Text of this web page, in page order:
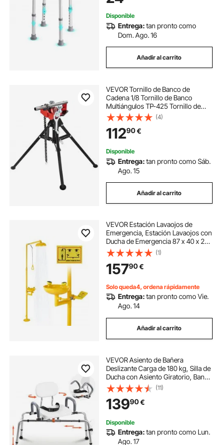
Embarazadas, Baño
Disponible
Entrega:tan pronto como
Dom. Ago. 16
Añadir al carrito
VEVOR Tornillo de Banco de
Cadena 1/8 Tornillo de Banco
Multiángulos TP-425 Tornillo de
Banco de Cadena de Escritorio 30 x
120 cm Tornillo De Banco Con
Abrazadera de Mesa Portátil Acero
(4)
11290€
Disponible
Entrega:tan pronto como Sáb.
Ago. 15
Añadir al carrito
VEVOR Estación Lavaojos de
Emergencia, Estación Lavaojos con
Ducha de Emergencia 87 x 40 x 233
cm Diámetro del Lavabo para
Lavado de Ojos de 27 cm para
Escuelas, Laboratorios y Fábricas,
Amarillo
(1)
15790€
Solo queda4, ordena rápidamente
Entrega:tan pronto como Vie.
Ago. 14
Añadir al carrito
VEVOR Asiento de Bañera
Deslizante Carga de 180 kg, Silla de
Ducha con Asiento Giratorio, Banco
de Transferencia de Bañera con
Brazos y Respaldo, Altura y Ancho
Ajustables, para Personas Mayores
(11)
13990€
Disponible
Entrega:tan pronto como Lun.
Ago. 17